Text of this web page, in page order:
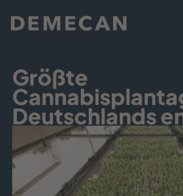
Größte
Deutschlands